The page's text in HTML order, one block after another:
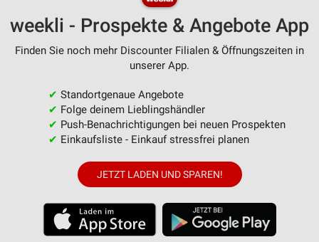
weekli - Prospekte & Angebote App
Finden Sie noch mehr Discounter Filialen & Öffnungszeiten in
unserer App.
✔ Standortgenaue Angebote
✔ Folge deinem Lieblingshändler
✔ Push-Benachrichtigungen bei neuen Prospekten
✔ Einkaufsliste - Einkauf stressfrei planen
JETZT LADEN UND SPAREN!